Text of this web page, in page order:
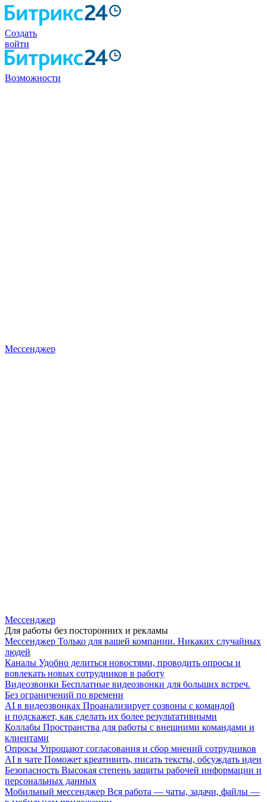
Создать
войти
Возможности
Мессенджер
Мессенджер
Для работы без посторонних и рекламы
Мессенджер Только для вашей компании. Никаких случайных
людей
Каналы Удобно делиться новостями, проводить опросы и
вовлекать новых сотрудников в работу
Видеозвонки Бесплатные видеозвонки для больших встреч.
Без ограничений по времени
AI в видеозвонках Проанализирует созвоны с командой
и подскажет, как сделать их более результативными
Коллабы Пространства для работы с внешними командами и
клиентами
Опросы Упрощают согласования и сбор мнений сотрудников
AI в чате Поможет креативить, писать тексты, обсуждать идеи
Безопасность Высокая степень защиты рабочей информации и
персональных данных
Мобильный мессенджер Вся работа — чаты, задачи, файлы —